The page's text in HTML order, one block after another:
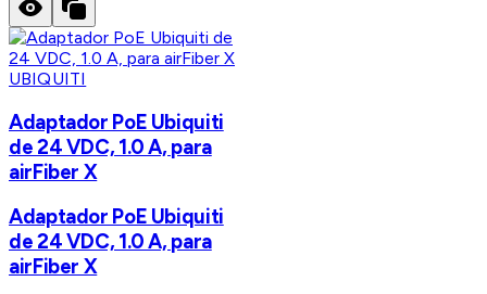
UBIQUITI
Adaptador PoE Ubiquiti
de 24 VDC, 1.0 A, para
airFiber X
Adaptador PoE Ubiquiti
de 24 VDC, 1.0 A, para
airFiber X